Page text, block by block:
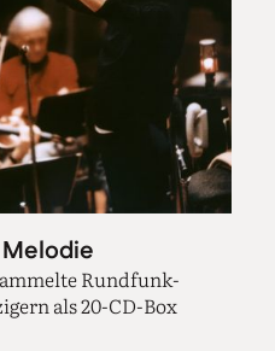
Rundfunk-
als 20-CD-Box